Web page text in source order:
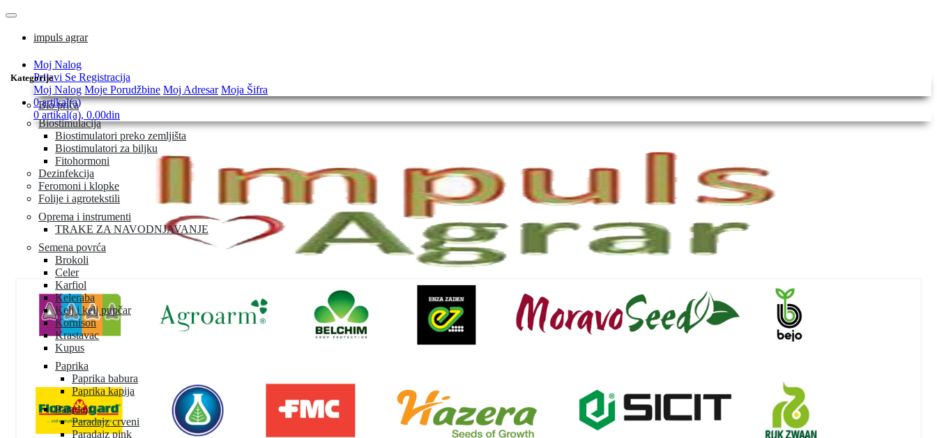
impuls agrar
Kategorije
Bio priča
Biostimulacija
Biostimulatori preko zemljišta
Biostimulatori za biljku
Fitohormoni
Dezinfekcija
Feromoni i klopke
Folije i agrotekstili
Oprema i instrumenti
TRAKE ZA NAVODNJAVANJE
Semena povrća
Brokoli
Celer
Karfiol
Keleraba
Kelj i kelj pupčar
Kornison
Krastavac
Kupus
Paprika
Paprika babura
Paprika kapija
Paradajz
Paradajz crveni
Paradajz pink
Moj Nalog
Prijavi Se Registracija
Moj Nalog Moje Porudžbine Moj Adresar Moja Šifra
0 artikal(a)
0 artikal(a), 0.00din